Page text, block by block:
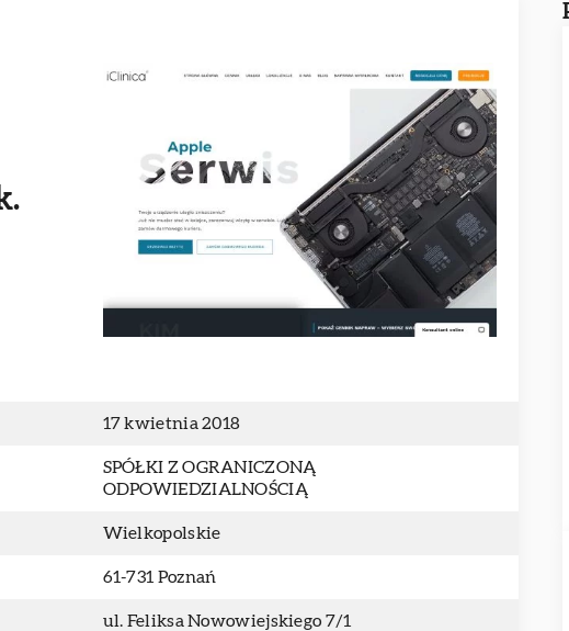
17 kwietnia 2018
SPÓŁKI Z OGRANICZONĄ
ODPOWIEDZIALNOŚCIĄ
Wielkopolskie
61-731 Poznań
ul. Feliksa Nowowiejskiego 7/1